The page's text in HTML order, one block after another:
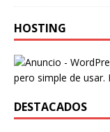
HOSTING
DESTACADOS